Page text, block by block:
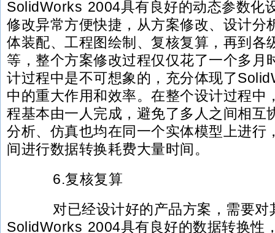
SolidWorks 2004具有良好的动态参数化
修改异常方便快捷，从方案修改、设计分
体装配、工程图绘制、复核复算，再到各
等，整个方案修改过程仅仅花了一个多月
计过程中是不可想象的，充分体现了
中的重大作用和效率。在整个设计过程中
程基本由一人完成，避免了多人之间相互
分析、仿真也均在同一个实体模型上进行
间进行数据转换耗费大量时间。
6.复核复算
对已经设计好的产品方案，需要对
SolidWorks 2004具有良好的数据转换性